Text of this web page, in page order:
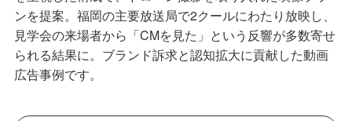
ンを提案。福岡の主要放送局で2クールにわたり放映し、
見学会の来場者から「CMを見た」という反響が多数寄せ
られる結果に。ブランド訴求と認知拡大に貢献した動画
広告事例です。